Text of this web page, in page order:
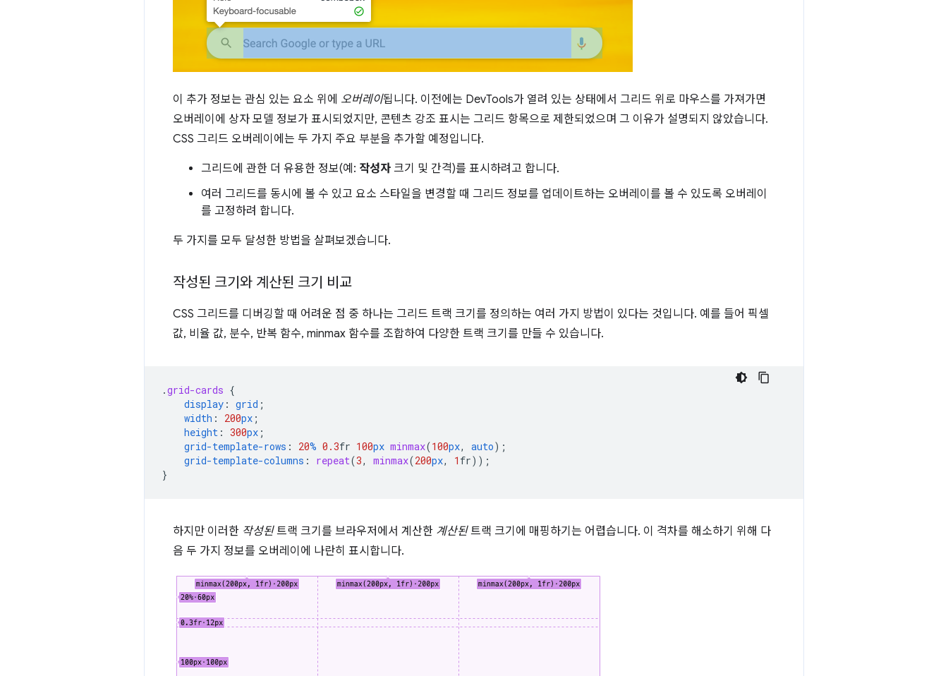
이 추가 정보는 관심 있는 요소 위에 오버레이됩니다. 이전에는 DevTools가 열려 있는 상태에서 그리드 위로 마우스를 가져가면
오버레이에 상자 모델 정보가 표시되었지만, 콘텐츠 강조 표시는 그리드 항목으로 제한되었으며 그 이유가 설명되지 않았습니다.
CSS 그리드 오버레이에는 두 가지 주요 부분을 추가할 예정입니다.
그리드에 관한 더 유용한 정보(예: 작성자 크기 및 간격)를 표시하려고 합니다.
여러 그리드를 동시에 볼 수 있고 요소 스타일을 변경할 때 그리드 정보를 업데이트하는 오버레이를 볼 수 있도록 오버레이
를 고정하려 합니다.
두 가지를 모두 달성한 방법을 살펴보겠습니다.
작성된 크기와 계산된 크기 비교
CSS 그리드를 디버깅할 때 어려운 점 중 하나는 그리드 트랙 크기를 정의하는 여러 가지 방법이 있다는 것입니다. 예를 들어 픽셀
값, 비율 값, 분수, 반복 함수, minmax 함수를 조합하여 다양한 트랙 크기를 만들 수 있습니다.
.grid-cards {
display : grid ;
width : 200px ;
height : 300px ;
grid-template-rows : 20% 0.3fr 100px minmax(100px, auto);
grid-template-columns : repeat(3, minmax(200px, 1 fr));
}
하지만 이러한 작성된트랙 크기를 브라우저에서 계산한 계산된트랙 크기에 매핑하기는 어렵습니다. 이 격차를 해소하기 위해 다
음 두 가지 정보를 오버레이에 나란히 표시합니다.